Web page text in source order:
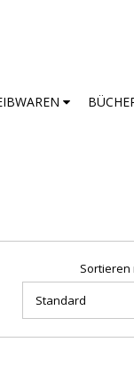
Sortieren